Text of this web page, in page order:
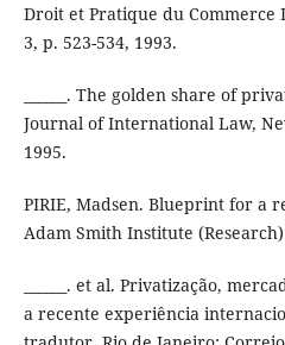
Droit et Pratique du Commerce
3, p. 523-534, 1993.
______. The golden share of
Journal of International Law,
1995.
PIRIE, Madsen. Blueprint for a
Adam Smith Institute
______. et al. Privatização,
a recente experiência